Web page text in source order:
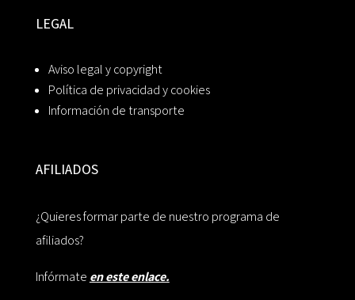
LEGAL
Aviso legal y copyright
Política de privacidad y cookies
Información de transporte
AFILIADOS
¿Quieres formar parte de nuestro programa de
afiliados?
Infórmate en este enlace.